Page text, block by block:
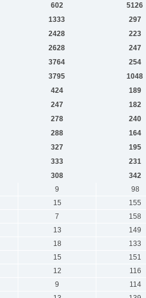
602 5126
1333 297
2428 223
2628 247
3764 254
3795 1048
424 189
247 182
278 240
288 164
327 195
333 231
308 342
9 98
15 155
7 158
13 149
18 133
15 151
12 116
9 114